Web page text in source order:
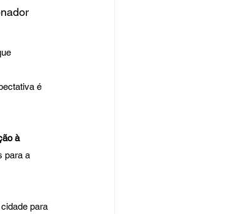
é
à
para a
para